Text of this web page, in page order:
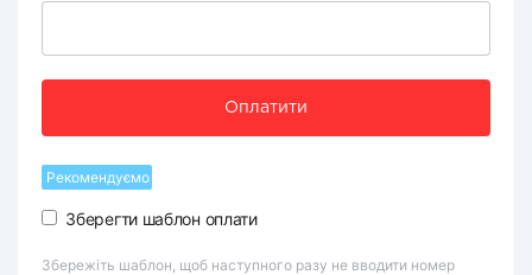
Оплатити
Рекомендуємо
Зберегти шаблон оплати
Збережіть шаблон, щоб наступного разу не вводити номер